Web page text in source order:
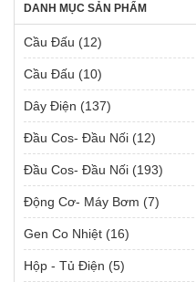
DANH MỤC SẢN PHẨM
Cầu Đấu (12)
Cầu Đấu (10)
Dây Điện (137)
Đầu Cos- Đầu Nối (12)
Đầu Cos- Đầu Nối (193)
Động Cơ- Máy Bơm (7)
Gen Co Nhiệt (16)
Hộp - Tủ Điện (5)